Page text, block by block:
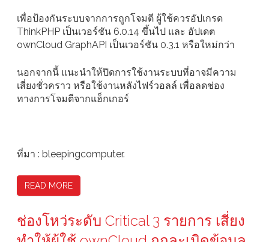
เพื่อป้องกันระบบจากการถูกโจมตี ผู้ใช้ควรอัปเกรด
ThinkPHP เป็นเวอร์ชัน 6.0.14 ขึ้นไป และ อัปเดต
ownCloud GraphAPI เป็นเวอร์ชัน 0.3.1 หรือใหม่กว่า
นอกจากนี้ แนะนำให้ปิดการใช้งานระบบที่อาจมีความ
เสี่ยงชั่วคราว หรือใช้งานหลังไฟร์วอลล์ เพื่อลดช่อง
ทางการโจมตีจากแฮ็กเกอร์
ที่มา : bleepingcomputer.
READ MORE
ช่องโหว่ระดับ Critical 3 รายการ เสี่ยง